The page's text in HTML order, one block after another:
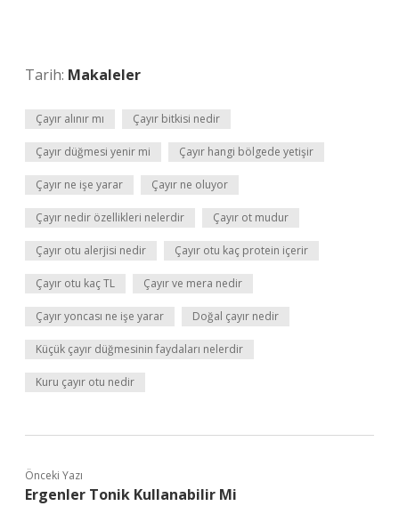
Tarih: Makaleler
Çayır alınır mı Çayır bitkisi nedir
Çayır düğmesi yenir mi Çayır hangi bölgede yetişir
Çayır ne işe yarar Çayır ne oluyor
Çayır nedir özellikleri nelerdir Çayır ot mudur
Çayır otu alerjisi nedir Çayır otu kaç protein içerir
Çayır otu kaç TL Çayır ve mera nedir
Çayır yoncası ne işe yarar Doğal çayır nedir
Küçük çayır düğmesinin faydaları nelerdir
Kuru çayır otu nedir
Önceki Yazı
Ergenler Tonik Kullanabilir Mi